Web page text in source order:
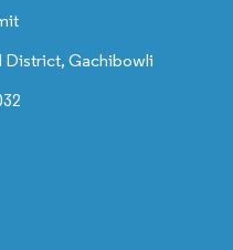
District, Gachibowli